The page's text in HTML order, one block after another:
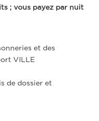
; vous payez par nuit
et des
VILLE
de dossier et